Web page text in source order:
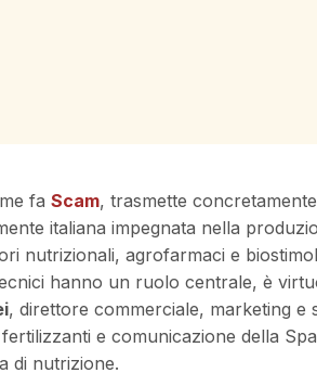
fa Scam, trasmette
italiana impegnata nella
nutrizionali, agrofarmaci e
hanno un ruolo centrale, è
, direttore commerciale, marketing e
e comunicazione della
di nutrizione.